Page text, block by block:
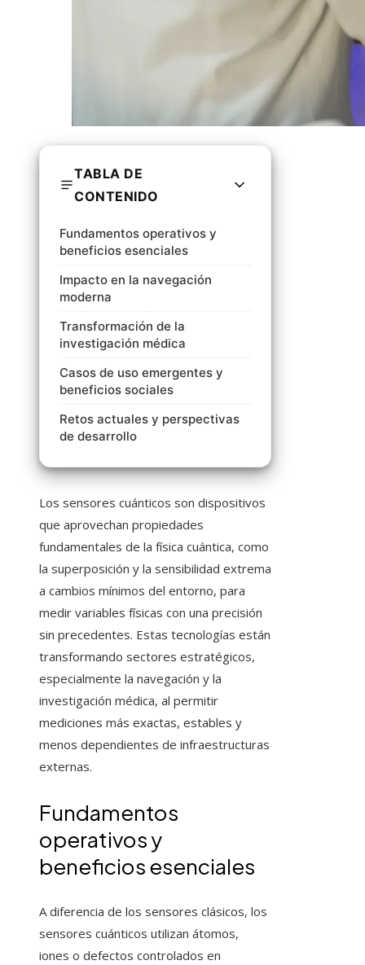
TABLA DE
CONTENIDO
Fundamentos operativos y
beneficios esenciales
Impacto en la navegación
moderna
Transformación de la
investigación médica
Casos de uso emergentes y
beneficios sociales
Retos actuales y perspectivas
de desarrollo
Los sensores cuánticos son dispositivos
que aprovechan propiedades
fundamentales de la física cuántica, como
la superposición y la sensibilidad extrema
a cambios mínimos del entorno, para
medir variables físicas con una precisión
sin precedentes. Estas tecnologías están
transformando sectores estratégicos,
especialmente la navegación y la
investigación médica, al permitir
mediciones más exactas, estables y
menos dependientes de infraestructuras
externas.
Fundamentos
operativos y
beneficios esenciales
A diferencia de los sensores clásicos, los
sensores cuánticos utilizan átomos,
iones o defectos controlados en